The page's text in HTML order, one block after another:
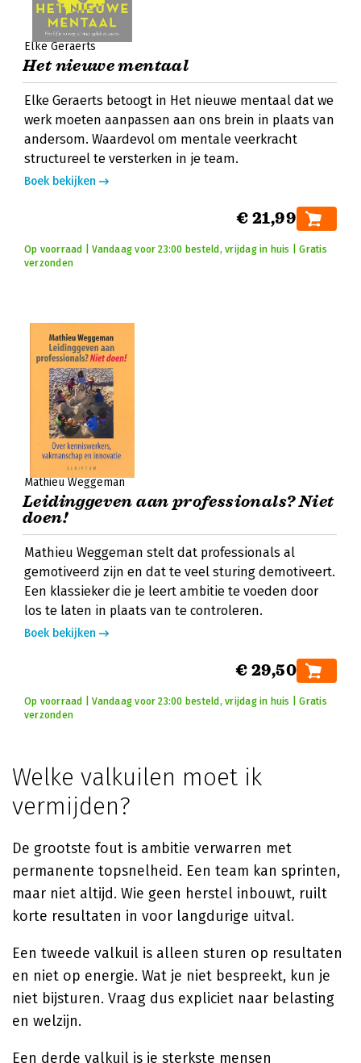
Elke Geraerts
Het nieuwe mentaal
Elke Geraerts betoogt in Het nieuwe mentaal dat we
werk moeten aanpassen aan ons brein in plaats van
andersom. Waardevol om mentale veerkracht
structureel te versterken in je team.
Boek bekijken
€ 21,99
Op voorraad | Vandaag voor 23:00 besteld, vrijdag in huis | Gratis
verzonden
Mathieu Weggeman
Leidinggeven aan professionals? Niet
doen!
Mathieu Weggeman stelt dat professionals al
gemotiveerd zijn en dat te veel sturing demotiveert.
Een klassieker die je leert ambitie te voeden door
los te laten in plaats van te controleren.
Boek bekijken
€ 29,50
Op voorraad | Vandaag voor 23:00 besteld, vrijdag in huis | Gratis
verzonden
Welke valkuilen moet ik
vermijden?
De grootste fout is ambitie verwarren met
permanente topsnelheid. Een team kan sprinten,
maar niet altijd. Wie geen herstel inbouwt, ruilt
korte resultaten in voor langdurige uitval.
Een tweede valkuil is alleen sturen op resultaten
en niet op energie. Wat je niet bespreekt, kun je
niet bijsturen. Vraag dus expliciet naar belasting
en welzijn.
Een derde valkuil is je sterkste mensen